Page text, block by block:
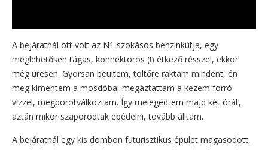
A bejáratnál ott volt az N1 szokásos benzinkútja, egy
meglehetősen tágas, konnektoros (!) étkező résszel, ekkor
még üresen. Gyorsan beültem, töltőre raktam mindent, én
meg kimentem a mosdóba, megáztattam a kezem forró
vízzel, megborotválkoztam. Így melegedtem majd két órát,
aztán mikor szaporodtak ebédelni, tovább álltam.
A bejáratnál egy kis dombon futurisztikus épület magasodott,